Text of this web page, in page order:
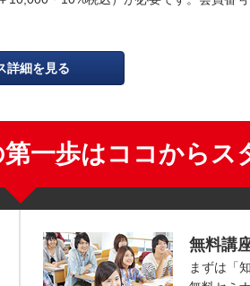
詳細を見る
一歩はココからス
無料講
まずは「